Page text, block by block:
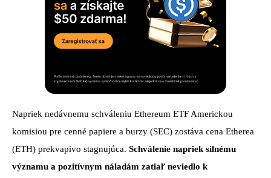
Napriek nedávnemu schváleniu Ethereum ETF Americkou
komisiou pre cenné papiere a burzy (SEC) zostáva cena Etherea
(ETH) prekvapivo stagnujúca. Schválenie napriek silnému
významu a pozitívnym náladám zatiaľ neviedlo k